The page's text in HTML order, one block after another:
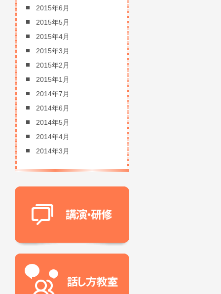
2015年6月
2015年5月
2015年4月
2015年3月
2015年2月
2015年1月
2014年7月
2014年6月
2014年5月
2014年4月
2014年3月